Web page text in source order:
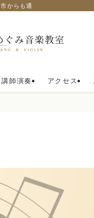
からも通われています。
講師演奏 アクセス